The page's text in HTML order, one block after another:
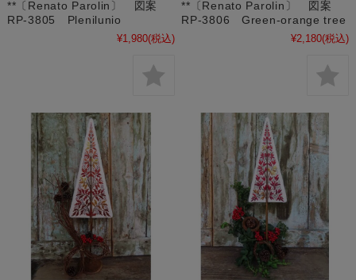
**〔Renato Parolin〕 図案
RP-3805 Plenilunio
¥1,980(税込)
**〔Renato Parolin〕 図案
RP-3806 Green-orange tree
¥2,180(税込)